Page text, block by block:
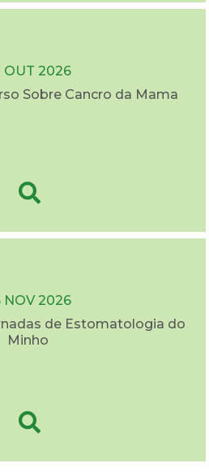
OUT 2026
Sobre Cancro da Mama
NOV 2026
de Estomatologia do
Minho